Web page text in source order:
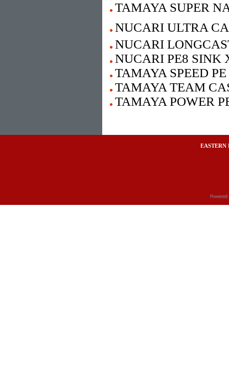
TAMAYA SUPER
NUCARI ULTRA
NUCARI
NUCARI PE8 SINK
TAMAYA SPEED
TAMAYA TEAM
TAMAYA POWER
EASTERN